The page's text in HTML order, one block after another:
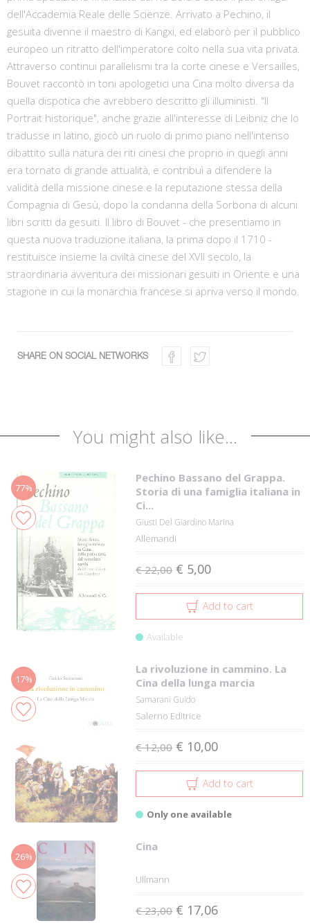
dell'Accademia Reale delle Scienze. Arrivato a Pechino, il
gesuita divenne il maestro di Kangxi, ed elaborò per il pubblico
europeo un ritratto dell'imperatore colto nella sua vita privata.
Attraverso continui parallelismi tra la corte cinese e Versailles,
Bouvet raccontò in toni apologetici una Cina molto diversa da
quella dispotica che avrebbero descritto gli illuministi. "Il
Portrait historique", anche grazie all'interesse di Leibniz che lo
tradusse in latino, giocò un ruolo di primo piano nell'intenso
dibattito sulla natura dei riti cinesi che proprio in quegli anni
era tornato di grande attualità, e contribuì a difendere la
validità della missione cinese e la reputazione stessa della
Compagnia di Gesù, dopo la condanna della Sorbona di alcuni
libri scritti da gesuiti. Il libro di Bouvet - che presentiamo in
questa nuova traduzione italiana, la prima dopo il 1710 -
restituisce insieme la civiltà cinese del XVII secolo, la
straordinaria avventura dei missionari gesuiti in Oriente e una
stagione in cui la monarchia francese si apriva verso il mondo.
SHARE ON SOCIAL NETWORKS
You might also like...
77%
Pechino Bassano del Grappa.
Storia di una famiglia italiana in
Ci...
Giusti Del Giardino Marina
Allemandi
€ 22,00 € 5,00
Add to cart
Available
17%
La rivoluzione in cammino. La
Cina della lunga marcia
Samarani Guido
Salerno Editrice
€ 12,00 € 10,00
Add to cart
Only one available
26%
Cina
Ullmann
€ 23,00 € 17,06